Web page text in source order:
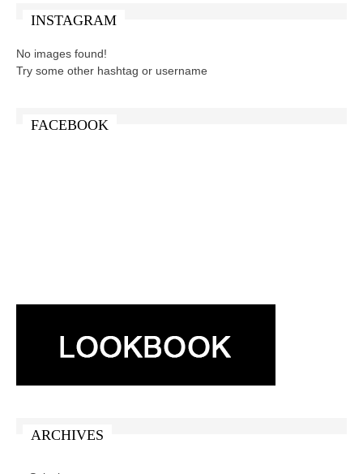
INSTAGRAM
No images found!
Try some other hashtag or username
FACEBOOK
ARCHIVES